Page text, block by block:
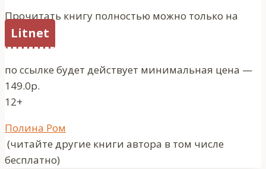
Прочитать книгу полностью можно только на
Litnet
по ссылке будет действует минимальная цена —
149.0р.
12+
Метки
записи:
Полина Ром
(читайте другие книги автора в том числе
бесплатно)